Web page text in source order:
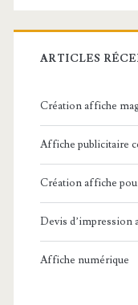
ARTICLES
Création affiche
Affiche publicitaire
Création affiche
Devis d’impression
Affiche numérique